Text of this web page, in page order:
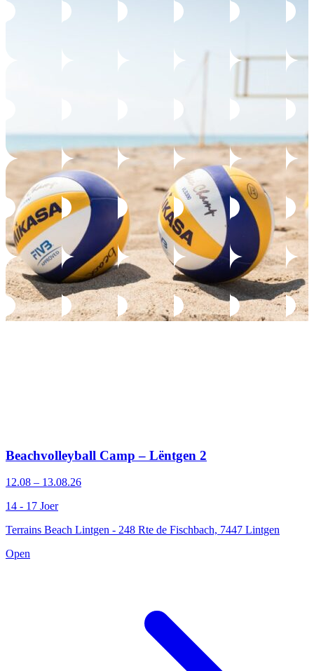
Beachvolleyball Camp – Lëntgen 2
12.08 – 13.08.26
14 - 17 Joer
Terrains Beach Lintgen - 248 Rte de Fischbach, 7447 Lintgen
Open